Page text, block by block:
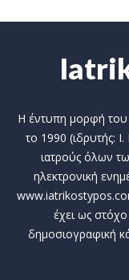
Η έντυπη μορφή του
το 1990 (ιδρυτής:
ιατρούς όλων
ηλεκτρονική
έχει ως
δημοσιογραφική